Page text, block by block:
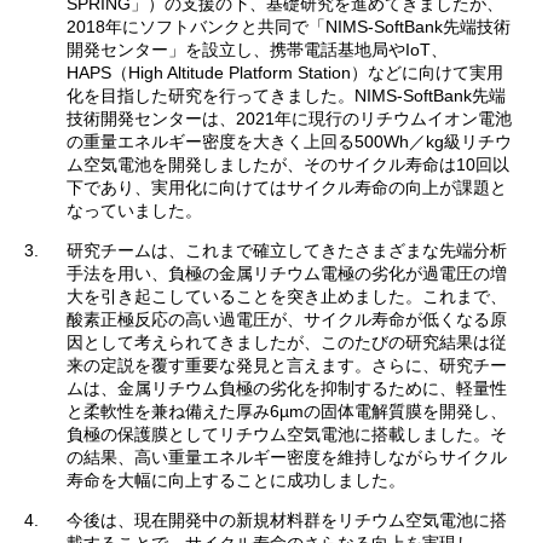
SPRING」）の支援の下、基礎研究を進めてきましたが、
2018年にソフトバンクと共同で「NIMS-SoftBank先端技術
開発センター」を設立し、携帯電話基地局やIoT、
HAPS（High Altitude Platform Station）などに向けて実用
化を目指した研究を行ってきました。NIMS-SoftBank先端
技術開発センターは、2021年に現行のリチウムイオン電池
の重量エネルギー密度を大きく上回る500Wh／kg級リチウ
ム空気電池を開発しましたが、そのサイクル寿命は10回以
下であり、実用化に向けてはサイクル寿命の向上が課題と
なっていました。
3.
研究チームは、これまで確立してきたさまざまな先端分析
手法を用い、負極の金属リチウム電極の劣化が過電圧の増
大を引き起こしていることを突き止めました。これまで、
酸素正極反応の高い過電圧が、サイクル寿命が低くなる原
因として考えられてきましたが、このたびの研究結果は従
来の定説を覆す重要な発見と言えます。さらに、研究チー
ムは、金属リチウム負極の劣化を抑制するために、軽量性
と柔軟性を兼ね備えた厚み6µmの固体電解質膜を開発し、
負極の保護膜としてリチウム空気電池に搭載しました。そ
の結果、高い重量エネルギー密度を維持しながらサイクル
寿命を大幅に向上することに成功しました。
4.
今後は、現在開発中の新規材料群をリチウム空気電池に搭